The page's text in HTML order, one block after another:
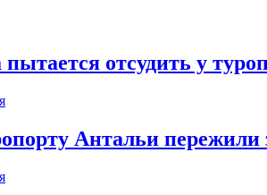
отсудить у
Антальи